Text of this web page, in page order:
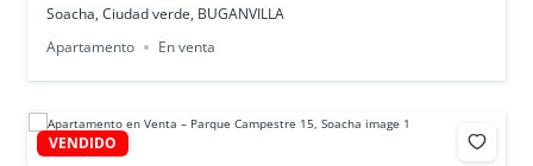
Soacha, Ciudad verde, BUGANVILLA
Apartamento
En venta
VENDIDO